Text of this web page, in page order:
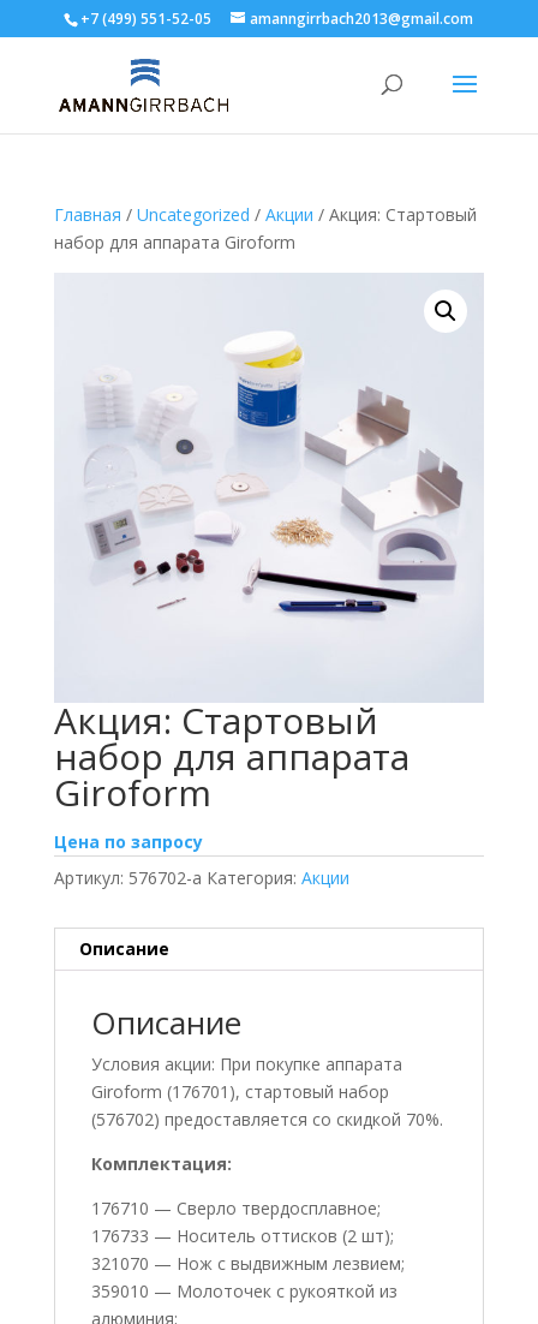
+7 (499) 551-52-05 amanngirrbach2013@gmail.com
Главная / Uncategorized / Акции / Акция: Стартовый
набор для аппарата Giroform
Акция: Стартовый
набор для аппарата
Giroform
Цена по запросу
Артикул: 576702-a Категория: Акции
Описание
Описание
Условия акции: При покупке аппарата
Giroform (176701), стартовый набор
(576702) предоставляется со скидкой 70%.
Комплектация:
176710 — Сверло твердосплавное;
176733 — Носитель оттисков (2 шт);
321070 — Нож с выдвижным лезвием;
359010 — Молоточек с рукояткой из
алюминия;